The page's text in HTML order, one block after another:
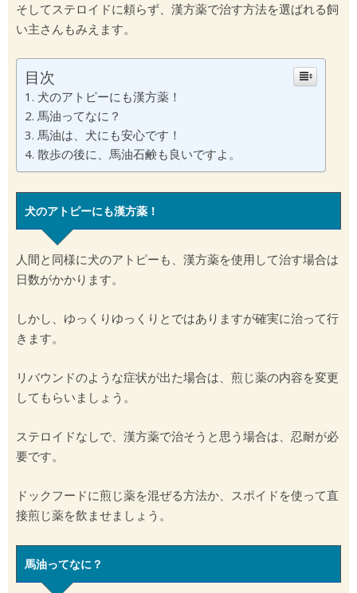
そしてステロイドに頼らず、漢方薬で治す方法を選ばれる飼
い主さんもみえます。
目次
犬のアトピーにも漢方薬！
馬油ってなに？
馬油は、犬にも安心です！
散歩の後に、馬油石鹸も良いですよ。
犬のアトピーにも漢方薬！
人間と同様に犬のアトピーも、漢方薬を使用して治す場合は
日数がかかります。
しかし、ゆっくりゆっくりとではありますが確実に治って行
きます。
リバウンドのような症状が出た場合は、煎じ薬の内容を変更
してもらいましょう。
ステロイドなしで、漢方薬で治そうと思う場合は、忍耐が必
要です。
ドックフードに煎じ薬を混ぜる方法か、スポイドを使って直
接煎じ薬を飲ませましょう。
馬油ってなに？